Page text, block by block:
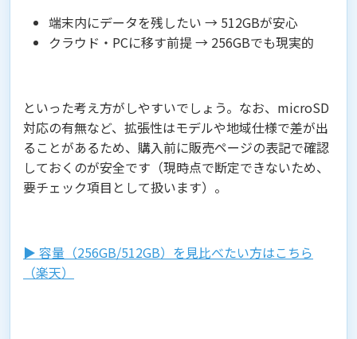
端末内にデータを残したい → 512GBが安心
クラウド・PCに移す前提 → 256GBでも現実的
といった考え方がしやすいでしょう。なお、microSD
対応の有無など、拡張性はモデルや地域仕様で差が出
ることがあるため、購入前に販売ページの表記で確認
しておくのが安全です（現時点で断定できないため、
要チェック項目として扱います）。
▶︎ 容量（256GB/512GB）を見比べたい方はこちら
（楽天）